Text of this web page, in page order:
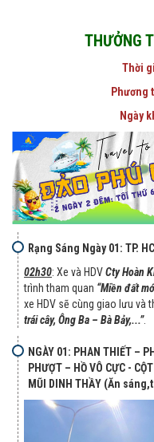
THƯỞNG
Thời
Phương
Ngày
Rạng Sáng Ngày 01: TP.
02h30: Xe và HDVCtyHoàn
trình tham quan “Miền đất
xe HDV sẽ cùng giao lưu và
trái cây, Ông Ba – Bà Bảy,...”.
NGÀY 01: PHAN THIẾT –
PHƯỢT – HỒ VÔ CỰC -
MŨI DINH THẦY (Ăn